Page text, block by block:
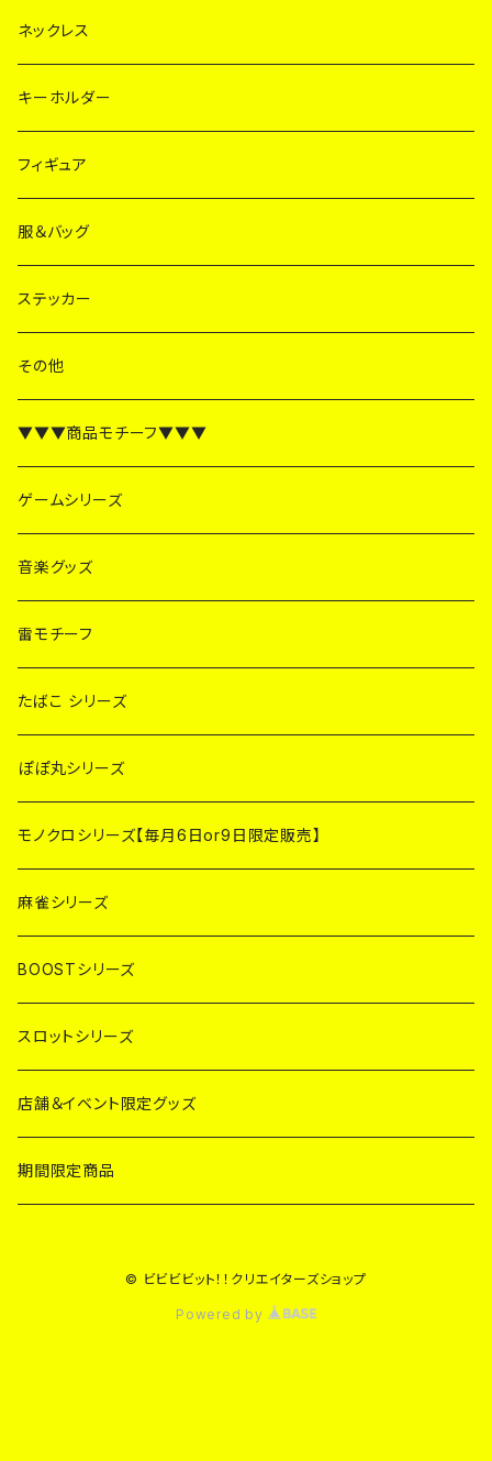
ネックレス
キーホルダー
フィギュア
服＆バッグ
ステッカー
その他
▼▼▼商品モチーフ▼▼▼
ゲームシリーズ
音楽グッズ
雷モチーフ
たばこ シリーズ
ぽぽ丸シリーズ
モノクロシリーズ【毎月6日or9日限定販売】
麻雀シリーズ
BOOSTシリーズ
スロットシリーズ
店舗＆イベント限定グッズ
期間限定商品
© ビビビビット！！クリエイターズショップ
Powered by